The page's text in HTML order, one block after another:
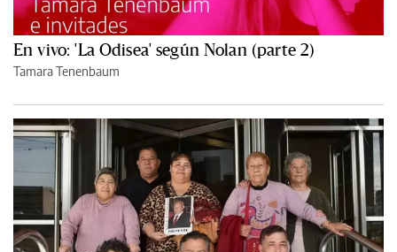
En vivo: 'La Odisea' según Nolan (parte 2)
Tamara Tenenbaum